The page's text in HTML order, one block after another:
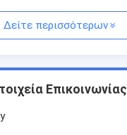
Δείτε περισσότερων
Επικοινωνίας